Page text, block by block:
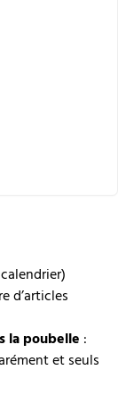
d’articles
la poubelle :
et seuls